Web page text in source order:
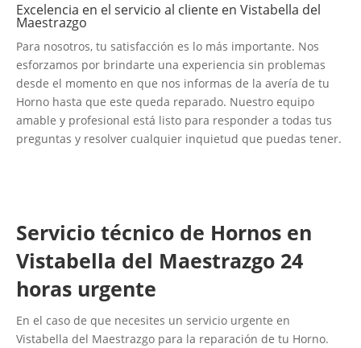
Excelencia en el servicio al cliente en Vistabella del
Maestrazgo
Para nosotros, tu satisfacción es lo más importante. Nos
esforzamos por brindarte una experiencia sin problemas
desde el momento en que nos informas de la avería de tu
Horno hasta que este queda reparado. Nuestro equipo
amable y profesional está listo para responder a todas tus
preguntas y resolver cualquier inquietud que puedas tener.
Servicio técnico de Hornos en
Vistabella del Maestrazgo 24
horas urgente
En el caso de que necesites un servicio urgente en
Vistabella del Maestrazgo para la reparación de tu Horno.